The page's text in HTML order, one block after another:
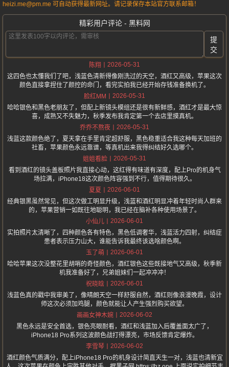
heizi.me@pm.me 可自动获得最新网址。请记录保存本站官方联系邮箱！
精彩用户评论 - 黑料网
提
交
陈翔
2026-05-31
这四色也太懂我们了吧，浅蓝色清新得像刚洗过的天空，酒红又高级，苹果这次
颜色直接拿捏住了颜控的命门，看完实拍我已经开始存钱准备换机了。
脸红MM
2026-05-31
哈哈银色和黑色老朋友了，但配上新镜头模组还是很有新鲜感，酒红才是最大惊
喜，成熟又不失魅力，秋季发布我肯定第一个去店里摸真机。
乔乔不熬夜
2026-05-31
浅蓝这款颜色绝了，夏天拿在手里肯定超舒服，黑色稳重适合我这种每天加班的
社畜，苹果颜色永远靠谱，等真机出来我得纠结好久选哪个。
姐姐看脸
2026-05-31
看到酒红的镜头盖板照片我直接心动，这红得有味道有深度，配上Pro的机身气
场拉满，iPhone18这次颜色阵容强到不行，值得期待很久。
夏夏
2026-06-01
经典银黑虽然常见，但这次做工明显升级，浅蓝和酒红明显冲着年轻时尚人群来
的，苹果营销一如既往地聪明，我已经在脑补各种使用场景了。
小仙儿
2026-06-01
实拍照片太清晰了，四种颜色各有特色，黑色低调奢华，浅蓝活力四射，纠结症
患者表示压力山大，谁能告诉我最终该选啥颜色啊。
玉了萌
2026-06-01
哈哈苹果这次没整花里胡哨的奇怪颜色，酒红银色这些既接地气又高级，秋季新
机我准备好了，兄弟姐妹们一起冲冲冲！
祝晓晗
2026-06-01
浅蓝色真的戳中我审美了，像晴朗天空一样舒服自然，酒红则像浪漫晚霞，设计
师这次必须加鸡腿，颜色就能让人产生强烈购买欲望。
画画女神木婉
2026-06-02
黑色永远是安全首选，银色亮眼耐看，酒红和浅蓝加入后覆盖面太广了，
iPhone18 Pro系列这波颜色战打得漂亮，市场反馈肯定爆炸。
李雪琴
2026-06-02
酒红颜色气质满分，配上iPhone18 Pro的机身设计简直天生一对，浅蓝也清新宜